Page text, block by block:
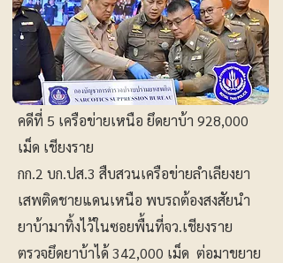
คดีที่ 5 เครือข่ายเหนือ ยึดยาบ้า 928,000
เม็ด เชียงราย
กก.2 บก.ปส.3 สืบสวนเครือข่ายลำเลียงยา
เสพติดชายแดนเหนือ พบรถต้องสงสัยนำ
ยาบ้ามาทิ้งไว้ในซอยพื้นที่จว.เชียงราย
ตรวจยึดยาบ้าได้ 342,000 เม็ด ต่อมาขยาย